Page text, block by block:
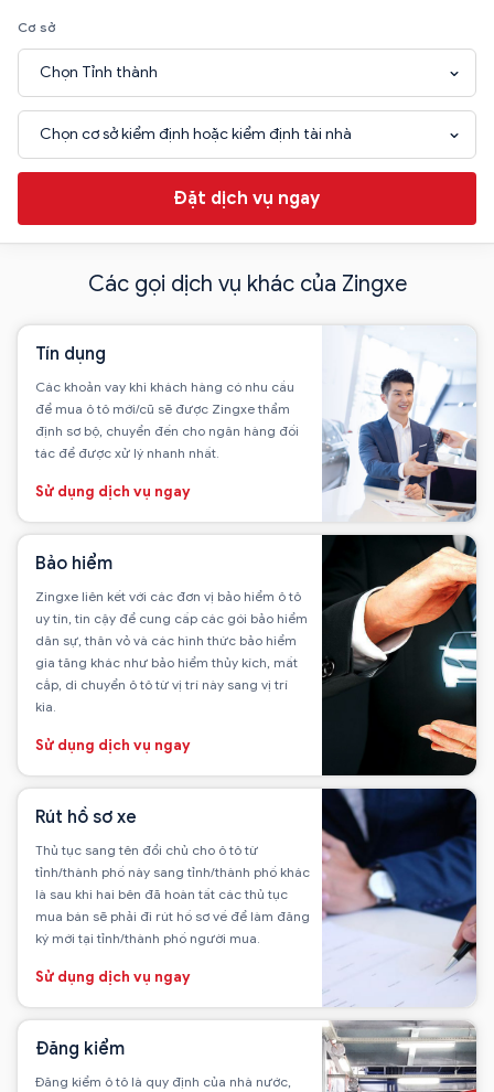
Cơ sở
Chọn Tỉnh thành
Chọn cơ sở kiểm định hoặc kiểm định tài nhà
Đặt dịch vụ ngay
Các gọi dịch vụ khác của Zingxe
Tín dụng
Các khoản vay khi khách hàng có nhu cầu
để mua ô tô mới/cũ sẽ được Zingxe thẩm
định sơ bộ, chuyển đến cho ngân hàng đối
tác để được xử lý nhanh nhất.
Sử dụng dịch vụ ngay
Bảo hiểm
Zingxe liên kết với các đơn vị bảo hiểm ô tô
uy tín, tin cậy để cung cấp các gói bảo hiểm
dân sự, thân vỏ và các hình thức bảo hiểm
gia tăng khác như bảo hiểm thủy kích, mất
cắp, di chuyển ô tô từ vị trí này sang vị trí
kia.
Sử dụng dịch vụ ngay
Rút hồ sơ xe
Thủ tục sang tên đổi chủ cho ô tô từ
tỉnh/thành phố này sang tỉnh/thành phố khác
là sau khi hai bên đã hoàn tất các thủ tục
mua bán sẽ phải đi rút hồ sơ về để làm đăng
ký mới tại tỉnh/thành phố người mua.
Sử dụng dịch vụ ngay
Đăng kiểm
Đăng kiểm ô tô là quy định của nhà nước,